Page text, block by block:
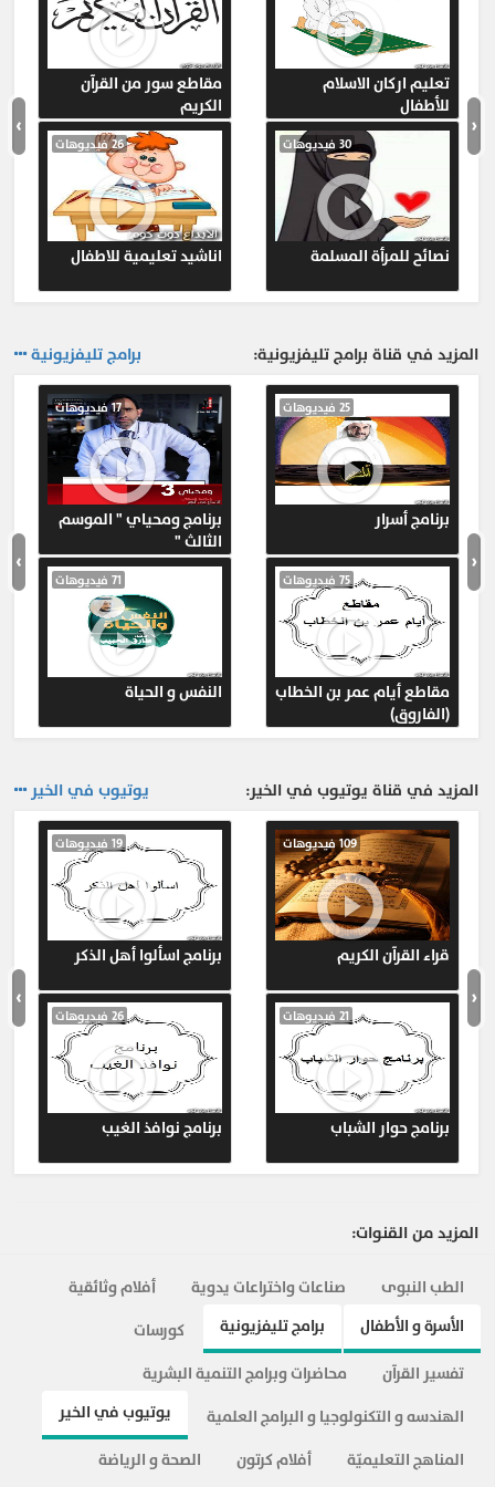
19- حلقة عن بداية العلاقة الزوجية
النفس و الحياة
638
20- حلقة تأملات في الحب 1
المزيد ...
تعليم اركان الاسلام
للأطفال
مقاطع سور من القرآن
الكريم
نصائح للمرأة المسلمة
30 فيديوهات
اناشيد تعليمية للاطفال
26 فيديوهات ‹
›
المزيد في قناة برامج تليفزيونية: برامج تليفزيونية
برنامج أسرار
25 فيديوهات
برنامج ومحياي " الموسم
الثالث "
17 فيديوهات
مقاطع أيام عمر بن الخطاب
(الفاروق)
75 فيديوهات
النفس و الحياة
71 فيديوهات ‹
›
المزيد في قناة يوتيوب في الخير: يوتيوب في الخير
قراء القرآن الكريم
109 فيديوهات
برنامج اسألوا أهل الذكر
19 فيديوهات
برنامج حوار الشباب
21 فيديوهات
برنامج نوافذ الغيب
26 فيديوهات ‹
›
المزيد من القنوات:
الطب النبوى صناعات واختراعات يدوية
أفلام وثائقية
الأسرة و الأطفال
برامج تليفزيونية
كورسات
تفسير القرآن
محاضرات وبرامج التنمية البشرية
الهندسه و التكنولوجيا و البرامج العلمية
يوتيوب في الخير
المناهج التعليميّة
أفلام كرتون الصحة و الرياضة